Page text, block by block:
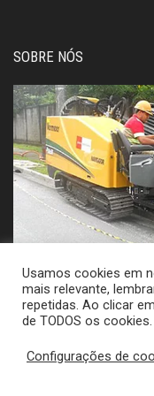
SOBRE NÓS
A Xtech Lan Services é
infraestrutura,
no eixo Rio de Janeiro /
capacidade de interligar
Usamos cookies em
mais relevante,
repetidas. Ao clicar
de TODOS os cookies.
Configurações de